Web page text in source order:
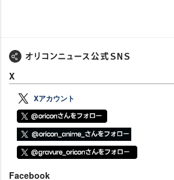
X
Xアカウント
Facebook